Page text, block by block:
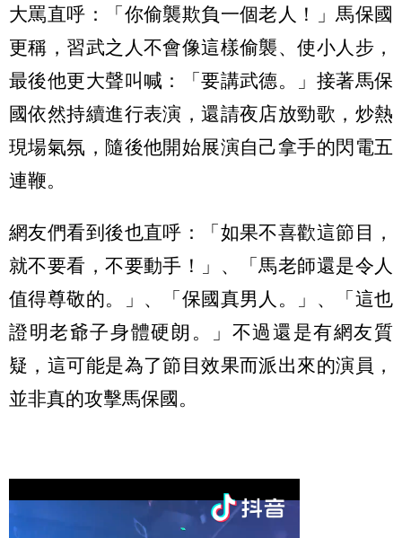
大罵直呼：「你偷襲欺負一個老人！」馬保國
更稱，習武之人不會像這樣偷襲、使小人步，
最後他更大聲叫喊：「要講武德。」接著馬保
國依然持續進行表演，還請夜店放勁歌，炒熱
現場氣氛，隨後他開始展演自己拿手的閃電五
連鞭。
網友們看到後也直呼：「如果不喜歡這節目，
就不要看，不要動手！」、「馬老師還是令人
值得尊敬的。」、「保國真男人。」、「這也
證明老爺子身體硬朗。」不過還是有網友質
疑，這可能是為了節目效果而派出來的演員，
並非真的攻擊馬保國。